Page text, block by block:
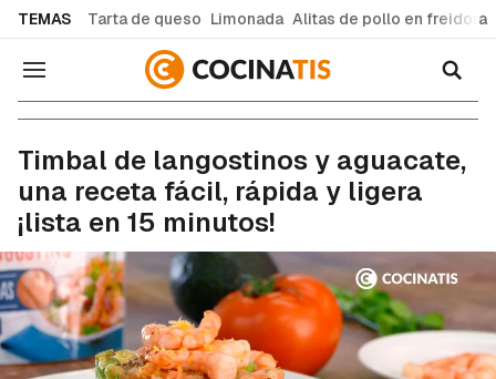
TEMAS Tarta de queso Limonada Alitas de pollo en freidora
Navegación
Timbal de langostinos y aguacate,
una receta fácil, rápida y ligera
¡lista en 15 minutos!